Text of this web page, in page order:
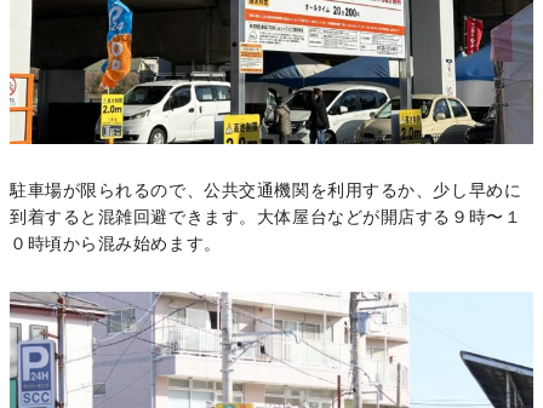
駐車場が限られるので、公共交通機関を利用するか、少し早めに
到着すると混雑回避できます。大体屋台などが開店する９時〜１
０時頃から混み始めます。